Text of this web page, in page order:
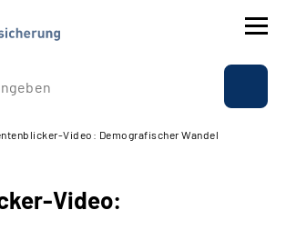
Video: Demografischer Wandel
Video: